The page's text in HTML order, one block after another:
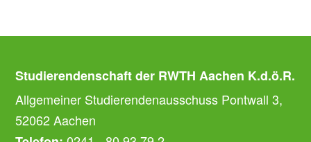
Studierendenschaft der RWTH Aachen K.d.ö.R.
Allgemeiner Studierendenausschuss Pontwall 3,
52062 Aachen